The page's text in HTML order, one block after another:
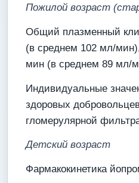
Пожилой возраст
Общий плазменный
(в среднем 102 мл/
мин (в среднем 89 мл/
Индивидуальные
здоровых
гломерулярной
Детский возраст
Фармакокинетика